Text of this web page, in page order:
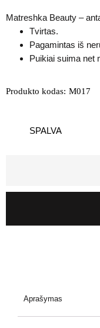
Matreshka Beauty –
Tvirtas.
Pagamintas iš
Puikiai suima net
Produkto kodas: M017
Aprašymas